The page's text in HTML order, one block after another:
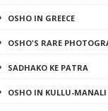
OSHO IN GREECE
OSHO'S RARE
SADHAKO KE PATRA
OSHO IN KULLU-MANALI